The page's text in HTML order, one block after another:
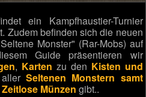
ein Kampfhaustier-Turnier
Zudem befinden sich die neuen
Monster" (Rar-Mobs) auf
Guide präsentieren wir
, Karten zu den Kisten und
Seltenen Monstern samt
Münzen gibt..